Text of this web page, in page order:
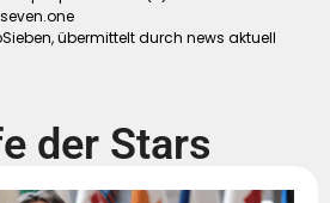
übermittelt durch news aktuell
der Stars